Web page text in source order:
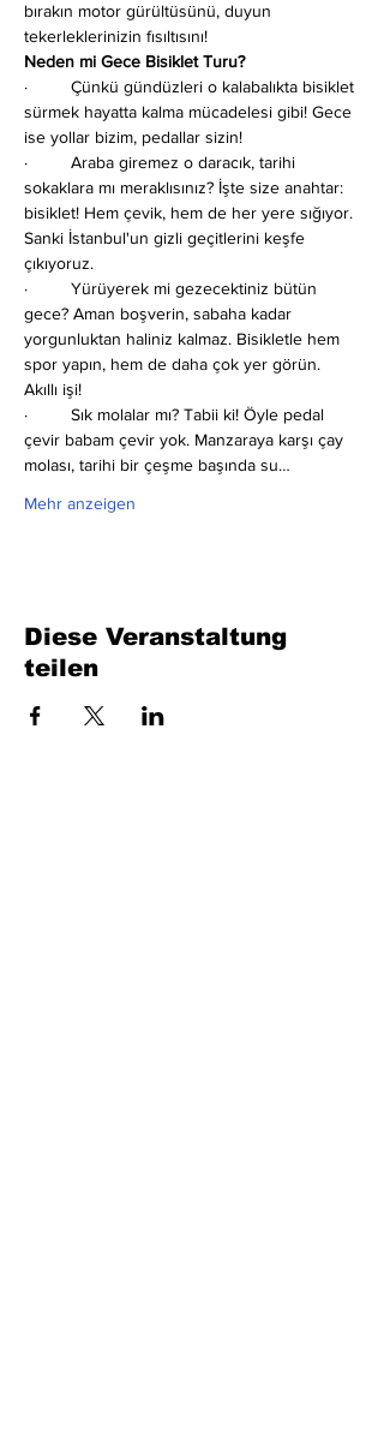
bırakın motor gürültüsünü, duyun
tekerleklerinizin fısıltısını!
Neden mi Gece Bisiklet Turu?
·         Çünkü gündüzleri o kalabalıkta bisiklet
sürmek hayatta kalma mücadelesi gibi! Gece
ise yollar bizim, pedallar sizin!
·         Araba giremez o daracık, tarihi
sokaklara mı meraklısınız? İşte size anahtar:
bisiklet! Hem çevik, hem de her yere sığıyor.
Sanki İstanbul'un gizli geçitlerini keşfe
çıkıyoruz.
·         Yürüyerek mi gezecektiniz bütün
gece? Aman boşverin, sabaha kadar
yorgunluktan haliniz kalmaz. Bisikletle hem
spor yapın, hem de daha çok yer görün.
Akıllı işi!
·         Sık molalar mı? Tabii ki! Öyle pedal
çevir babam çevir yok. Manzaraya karşı çay
molası, tarihi bir çeşme başında su…
Mehr anzeigen
Diese Veranstaltung
teilen